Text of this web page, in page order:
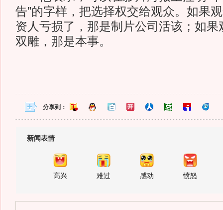
告”的字样，把选择权交给观众。如果
资人亏损了，那是制片公司活该；如果
双雕，那是本事。
分享到：
新闻表情
高兴 难过 感动 愤怒